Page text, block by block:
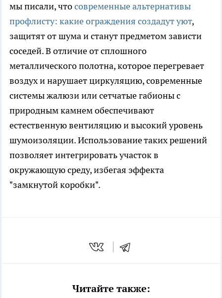
мы писали, чтосовременные альтернативы
профлисту: какие ограждения создадут уют,
защитят от шума и станут предметом зависти
соседей. В отличие от сплошного
металлического полотна, которое перегревает
воздух и нарушает циркуляцию, современные
системы жалюзи или сетчатые габионы с
природным камнем обеспечивают
естественную вентиляцию и высокий уровень
шумоизоляции. Использование таких решений
позволяет интегрировать участок в
окружающую среду, избегая эффекта
"замкнутой коробки".
Читайте также: